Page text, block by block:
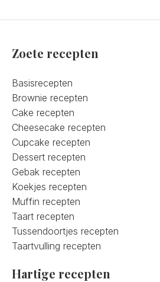
Zoete recepten
Basisrecepten
Brownie recepten
Cake recepten
Cheesecake recepten
Cupcake recepten
Dessert recepten
Gebak recepten
Koekjes recepten
Muffin recepten
Taart recepten
Tussendoortjes recepten
Taartvulling recepten
Hartige recepten